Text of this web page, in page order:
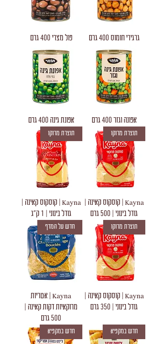
גרגירי חומוס 400 גרם פול מצרי 400 גרם
אפונה וגזר 400 גרם אפונת גינה 400 גרם
תוצרת מרוקו
Kayna | קוסקוס קאינה |
גודל בינוני | 500 גרם
תוצרת מרוקו
Kayna | קוסקוס קאינה |
גודל בינוני | 1 ק"ג
תוצרת מרוקו
Kayna | קוסקוס קאינה |
גודל בינוני | 350 גרם
חדש על המדף
Kayna | אטריות
מרוקאיות דקות קאינה |
500 גרם
חדש במקפיא חדש במקפיא